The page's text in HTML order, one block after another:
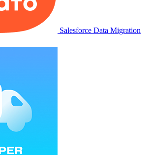
Salesforce Data Migration